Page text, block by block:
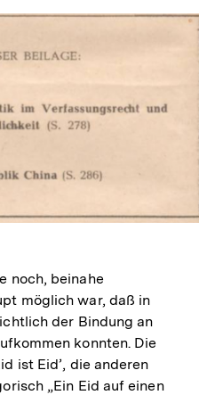
In
noch, beinahe
möglich war, daß in
der Bindung an
konnten. Die
ist Eid’, die anderen
„Ein Eid auf einen